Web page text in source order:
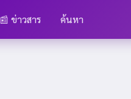
📰 ข่าวสาร ค้นหา